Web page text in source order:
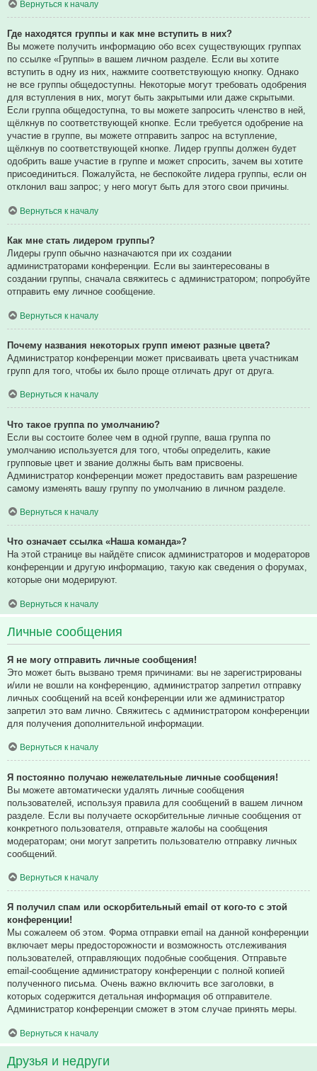
Вернуться к началу
Где находятся группы и как мне вступить в них?
Вы можете получить информацию обо всех существующих группах
по ссылке «Группы» в вашем личном разделе. Если вы хотите
вступить в одну из них, нажмите соответствующую кнопку. Однако
не все группы общедоступны. Некоторые могут требовать одобрения
для вступления в них, могут быть закрытыми или даже скрытыми.
Если группа общедоступна, то вы можете запросить членство в ней,
щёлкнув по соответствующей кнопке. Если требуется одобрение на
участие в группе, вы можете отправить запрос на вступление,
щёлкнув по соответствующей кнопке. Лидер группы должен будет
одобрить ваше участие в группе и может спросить, зачем вы хотите
присоединиться. Пожалуйста, не беспокойте лидера группы, если он
отклонил ваш запрос; у него могут быть для этого свои причины.
Вернуться к началу
Как мне стать лидером группы?
Лидеры групп обычно назначаются при их создании
администраторами конференции. Если вы заинтересованы в
создании группы, сначала свяжитесь с администратором; попробуйте
отправить ему личное сообщение.
Вернуться к началу
Почему названия некоторых групп имеют разные цвета?
Администратор конференции может присваивать цвета участникам
групп для того, чтобы их было проще отличать друг от друга.
Вернуться к началу
Что такое группа по умолчанию?
Если вы состоите более чем в одной группе, ваша группа по
умолчанию используется для того, чтобы определить, какие
групповые цвет и звание должны быть вам присвоены.
Администратор конференции может предоставить вам разрешение
самому изменять вашу группу по умолчанию в личном разделе.
Вернуться к началу
Что означает ссылка «Наша команда»?
На этой странице вы найдёте список администраторов и модераторов
конференции и другую информацию, такую как сведения о форумах,
которые они модерируют.
Вернуться к началу
Личные сообщения
Я не могу отправить личные сообщения!
Это может быть вызвано тремя причинами: вы не зарегистрированы
и/или не вошли на конференцию, администратор запретил отправку
личных сообщений на всей конференции или же администратор
запретил это вам лично. Свяжитесь с администратором конференции
для получения дополнительной информации.
Вернуться к началу
Я постоянно получаю нежелательные личные сообщения!
Вы можете автоматически удалять личные сообщения
пользователей, используя правила для сообщений в вашем личном
разделе. Если вы получаете оскорбительные личные сообщения от
конкретного пользователя, отправьте жалобы на сообщения
модераторам; они могут запретить пользователю отправку личных
сообщений.
Вернуться к началу
Я получил спам или оскорбительный email от кого-то с этой
конференции!
Мы сожалеем об этом. Форма отправки email на данной конференции
включает меры предосторожности и возможность отслеживания
пользователей, отправляющих подобные сообщения. Отправьте
email-сообщение администратору конференции с полной копией
полученного письма. Очень важно включить все заголовки, в
которых содержится детальная информация об отправителе.
Администратор конференции сможет в этом случае принять меры.
Вернуться к началу
Друзья и недруги